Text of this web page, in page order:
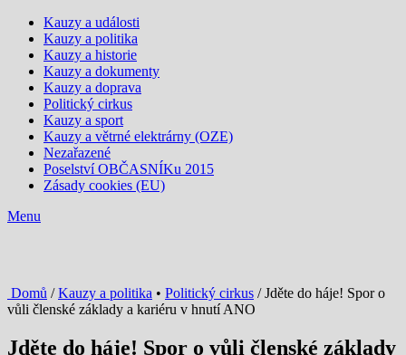
Kauzy a události
Kauzy a politika
Kauzy a historie
Kauzy a dokumenty
Kauzy a doprava
Politický cirkus
Kauzy a sport
Kauzy a větrné elektrárny (OZE)
Nezařazené
Poselství OBČASNÍKu 2015
Zásady cookies (EU)
Menu
Domů /Kauzy a politika • Politický cirkus / Jděte do háje! Spor o
vůli členské základy a kariéru v hnutí ANO
Jděte do háje! Spor o vůli členské základy